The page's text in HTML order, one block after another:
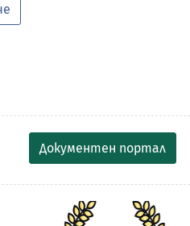
Документен портал